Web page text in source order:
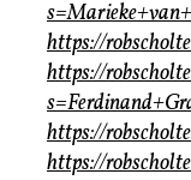
https://
https://
https://
https://